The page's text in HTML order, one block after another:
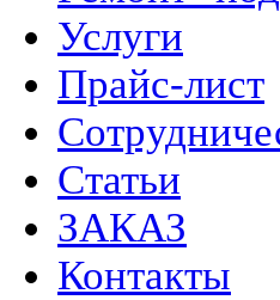
Услуги
Прайс-лист
Статьи
ЗАКАЗ
Контакты